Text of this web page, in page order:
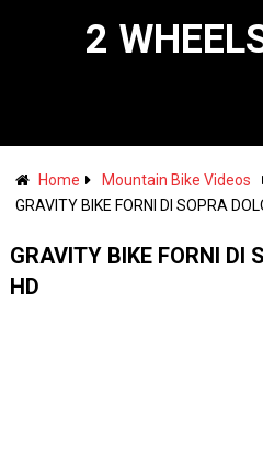
2
Home
Mountain Bike Videos
GRAVITY BIKE FORNI DI SOPRA
GRAVITY BIKE FORNI DI
HD